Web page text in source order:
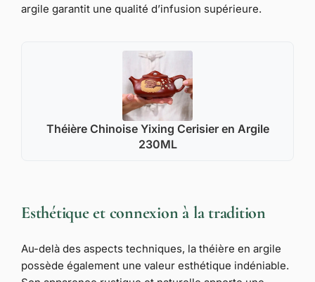
argile garantit une qualité d’infusion supérieure.
Théière Chinoise Yixing Cerisier en Argile
230ML
Esthétique et connexion à la tradition
Au-delà des aspects techniques, la théière en argile
possède également une valeur esthétique indéniable.